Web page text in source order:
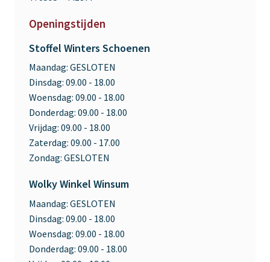
Openingstijden
Stoffel Winters Schoenen
Maandag: GESLOTEN
Dinsdag: 09.00 - 18.00
Woensdag: 09.00 - 18.00
Donderdag: 09.00 - 18.00
Vrijdag: 09.00 - 18.00
Zaterdag: 09.00 - 17.00
Zondag: GESLOTEN
Wolky Winkel Winsum
Maandag: GESLOTEN
Dinsdag: 09.00 - 18.00
Woensdag: 09.00 - 18.00
Donderdag: 09.00 - 18.00